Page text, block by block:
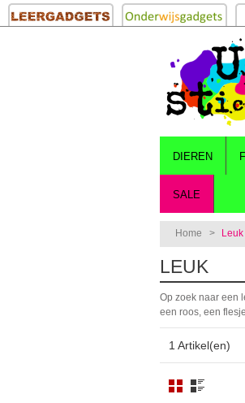
DIEREN
SALE
Home > Leuk
LEUK
Op zoek naar een
een roos, een
1 Artikel(en)